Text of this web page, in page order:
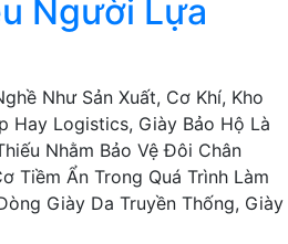
Bảo Hộ Vải
Người Lựa
Như Sản Xuất, Cơ Khí, Kho
Hay Logistics, Giày Bảo Hộ Là
Nhằm Bảo Vệ Đôi Chân
Tiềm Ẩn Trong Quá Trình Làm